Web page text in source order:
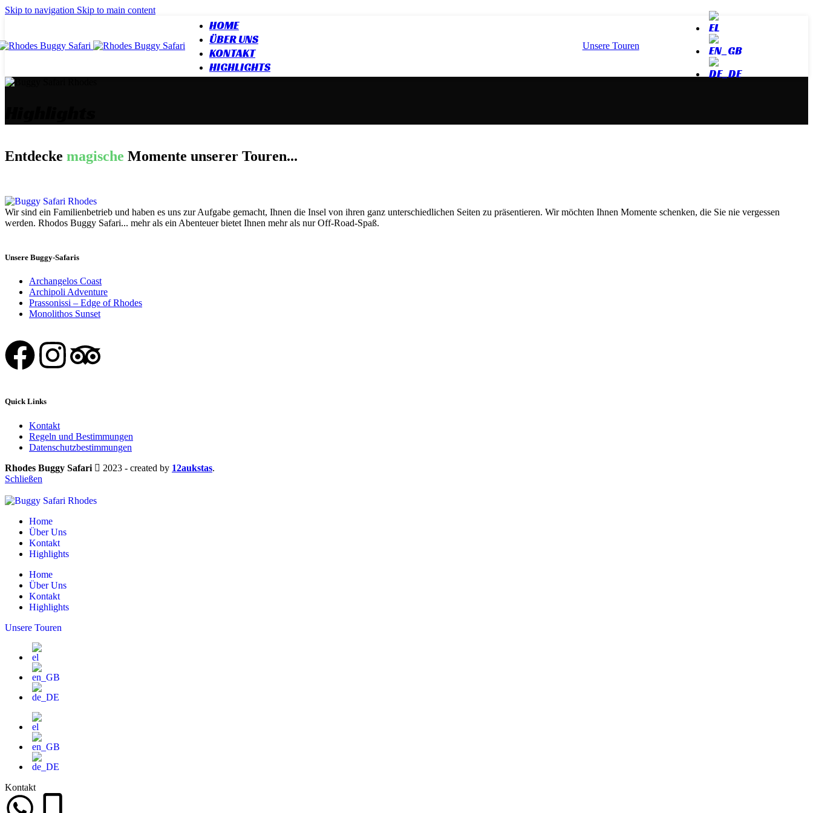
Skip to navigation Skip to main content
HOME
ÜBER UNS
KONTAKT
HIGHLIGHTS
Unsere Touren
Entdecke magische Momente unserer Touren...
Wir sind ein Familienbetrieb und haben es uns zur Aufgabe gemacht, Ihnen die Insel von ihren ganz unterschiedlichen Seiten zu präsentieren. Wir möchten Ihnen Momente schenken, die Sie nie vergessen
werden. Rhodos Buggy Safari... mehr als ein Abenteuer bietet Ihnen mehr als nur Off-Road-Spaß.
Unsere Buggy-Safaris
Archangelos Coast
Archipoli Adventure
Prassonissi – Edge of Rhodes
Monolithos Sunset
Quick Links
Kontakt
Regeln und Bestimmungen
Datenschutzbestimmungen
Rhodes Buggy Safari
2023 - created by 12aukstas.
Schließen
Home
Über Uns
Kontakt
Highlights
Home
Über Uns
Kontakt
Highlights
Unsere Touren
Kontakt